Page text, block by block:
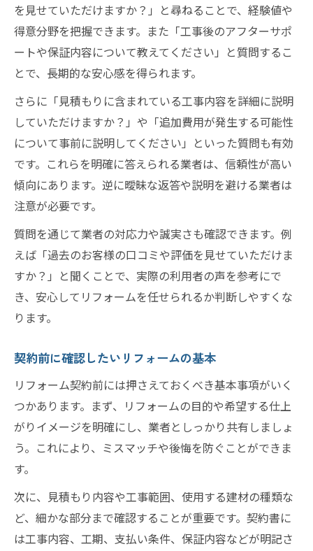
を見せていただけますか？」と尋ねることで、経験値や
得意分野を把握できます。また「工事後のアフターサポ
ートや保証内容について教えてください」と質問するこ
とで、長期的な安心感を得られます。
さらに「見積もりに含まれている工事内容を詳細に説明
していただけますか？」や「追加費用が発生する可能性
について事前に説明してください」といった質問も有効
です。これらを明確に答えられる業者は、信頼性が高い
傾向にあります。逆に曖昧な返答や説明を避ける業者は
注意が必要です。
質問を通じて業者の対応力や誠実さも確認できます。例
えば「過去のお客様の口コミや評価を見せていただけま
すか？」と聞くことで、実際の利用者の声を参考にで
き、安心してリフォームを任せられるか判断しやすくな
ります。
契約前に確認したいリフォームの基本
リフォーム契約前には押さえておくべき基本事項がいく
つかあります。まず、リフォームの目的や希望する仕上
がりイメージを明確にし、業者としっかり共有しましょ
う。これにより、ミスマッチや後悔を防ぐことができま
す。
次に、見積もり内容や工事範囲、使用する建材の種類な
ど、細かな部分まで確認することが重要です。契約書に
は工事内容、工期、支払い条件、保証内容などが明記さ